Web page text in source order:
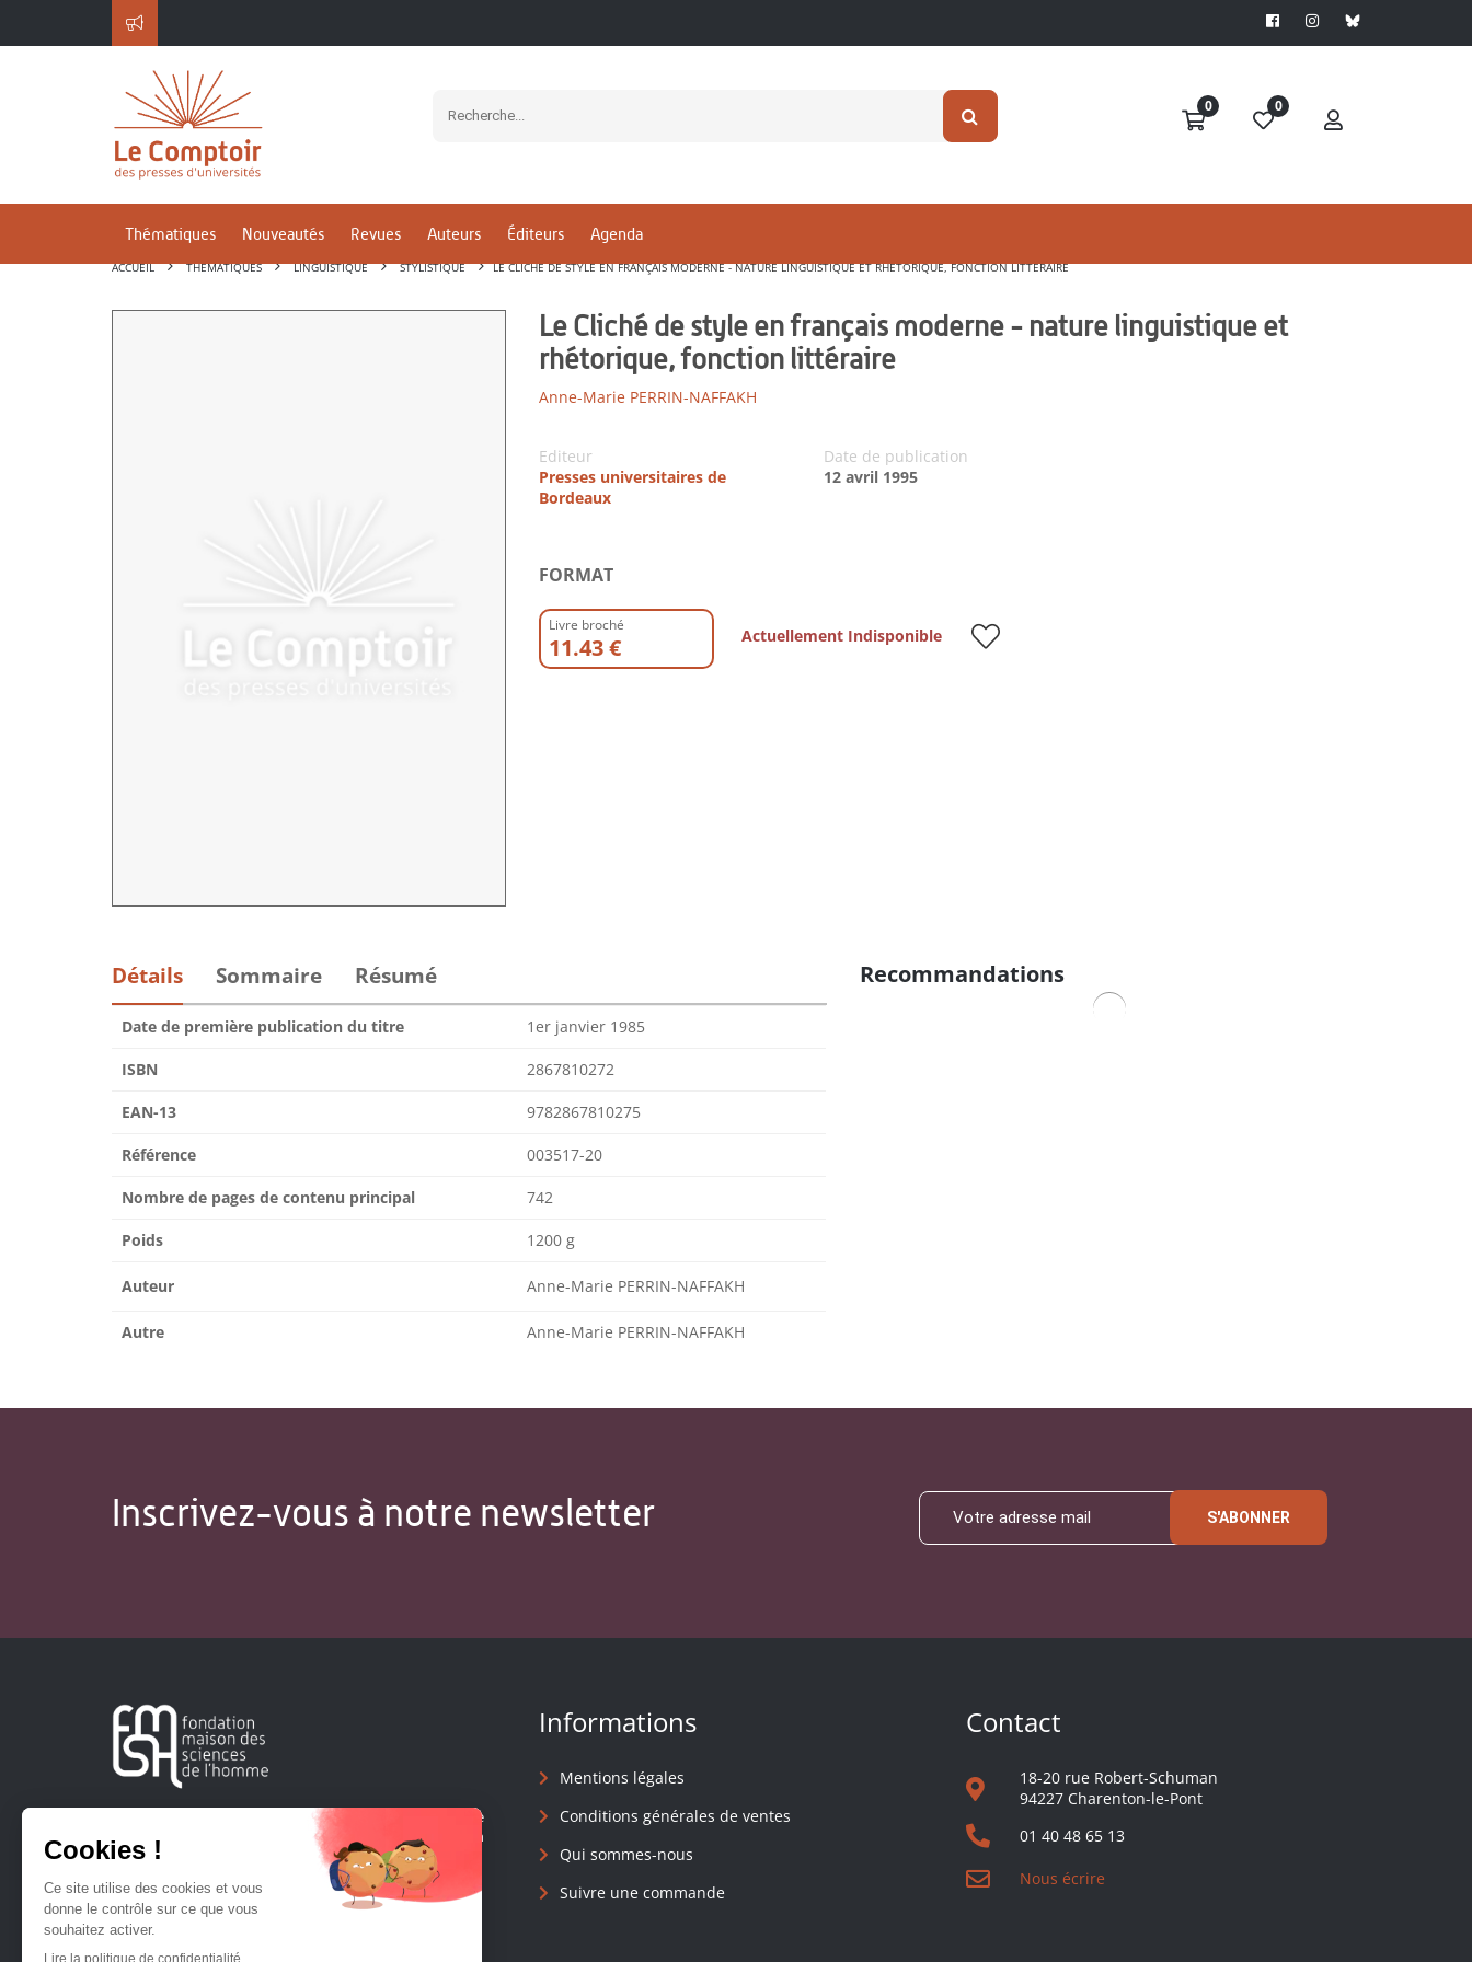
0 0
Thématiques Nouveautés Revues Auteurs Éditeurs Agenda
ACCUEIL THÉMATIQUES LINGUISTIQUE STYLISTIQUE LE CLICHÉ DE STYLE EN FRANÇAIS MODERNE - NATURE LINGUISTIQUE ET RHÉTORIQUE, FONCTION LITTÉRAIRE
Le Cliché de style en français moderne - nature linguistique et
rhétorique, fonction littéraire
Anne-Marie PERRIN-NAFFAKH
Editeur
Presses universitaires de
Bordeaux
Date de publication
12 avril 1995
FORMAT
Livre broché
11.43 € Actuellement Indisponible
Détails Sommaire Résumé
Date de première publication du titre 1er janvier 1985
ISBN 2867810272
EAN-13 9782867810275
Référence 003517-20
Nombre de pages de contenu principal 742
Poids 1200 g
Auteur Anne-Marie PERRIN-NAFFAKH
Autre Anne-Marie PERRIN-NAFFAKH
Recommandations
Inscrivez-vous à notre newsletter S'ABONNER
Créée en 1963, la Fondation Maison Sciences de l'Homme
soutient la recherche et la diffusion des connaissances en
sciences humaines et sociales.
Informations
Mentions légales
Conditions générales de ventes
Qui sommes-nous
Suivre une commande
Contact
18-20 rue Robert-Schuman
94227 Charenton-le-Pont
01 40 48 65 13
Nous écrire